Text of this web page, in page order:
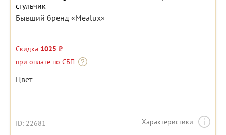
стульчик
Бывший бренд «Mealux»
Скидка 1025 ₽
при оплате по СБП
Цвет
ID: 22681 Характеристики